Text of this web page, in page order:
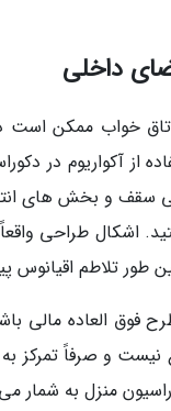
داخلی
خواب ممکن است در
از آکواریوم در
سقف و بخش های
اشکال طراحی
تلاطم اقیانوس
فوق العاده
و صرفاً تمرکز
منزل به شمار